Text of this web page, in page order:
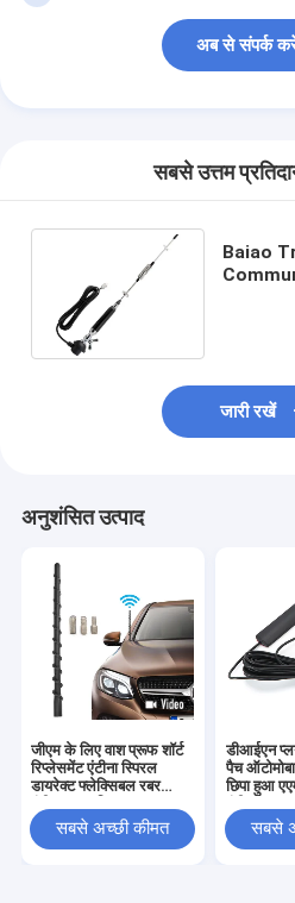
अब से संपर्क
सबसे उत्तम
Baiao
जारी रखें
अनुशंसित उत्पाद
जीएम के लिए वाश प्रूफ शॉर्ट
रिप्लेसमेंट एंटीना स्पिरल
डायरेक्ट फ्लेक्सिबल रबर
रेडियो रिसेप्शन के साथ
सबसे अच्छी कीमत
डीआईएन
पैच
छिपा हुआ
रिसीवर हेड
सबसे